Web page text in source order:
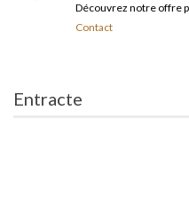
Découvrez notre offre
Contact
Entracte